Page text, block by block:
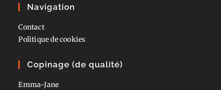
Navigation
Contact
Politique de cookies
Copinage (de qualité)
Emma-Jane